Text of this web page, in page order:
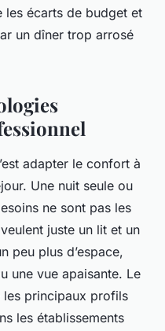
les écarts de budget et
un dîner trop arrosé
adapter le confort à
Une nuit seule ou
ne sont pas les
juste un lit et un
peu plus d’espace,
une vue apaisante. Le
principaux profils
les établissements